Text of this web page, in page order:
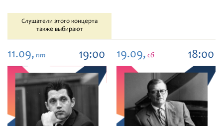
Слушатели этого концерта
также выбирают
11.09, пт 19:00 19.09, сб 18:00